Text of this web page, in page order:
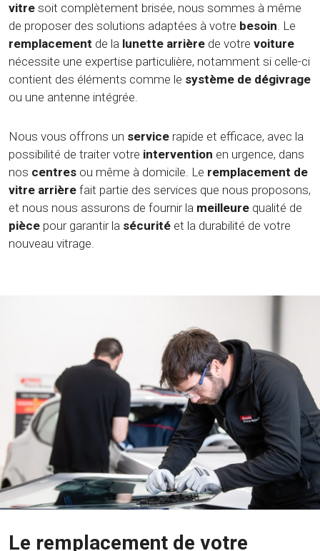
vitre soit complètement brisée, nous sommes à même
de proposer des solutions adaptées à votre besoin. Le
remplacement de la lunette arrière de votre voiture
nécessite une expertise particulière, notamment si celle-ci
contient des éléments comme le système de dégivrage
ou une antenne intégrée.
Nous vous offrons un service rapide et efficace, avec la
possibilité de traiter votre intervention en urgence, dans
nos centres ou même à domicile. Le remplacement de
vitre arrière fait partie des services que nous proposons,
et nous nous assurons de fournir la meilleure qualité de
pièce pour garantir la sécurité et la durabilité de votre
nouveau vitrage.
Le remplacement de votre